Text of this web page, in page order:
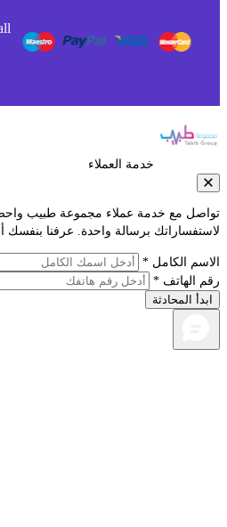
all
خدمة العملاء
مع خدمة عملاء مجموعة طبيب واحصل
برسالة واحدة. عرفنا بنفسك أو
الكامل *
الهاتف *
المحادثة